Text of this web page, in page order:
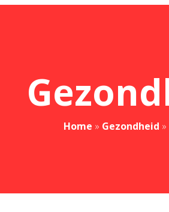
Home » Gezondheid »